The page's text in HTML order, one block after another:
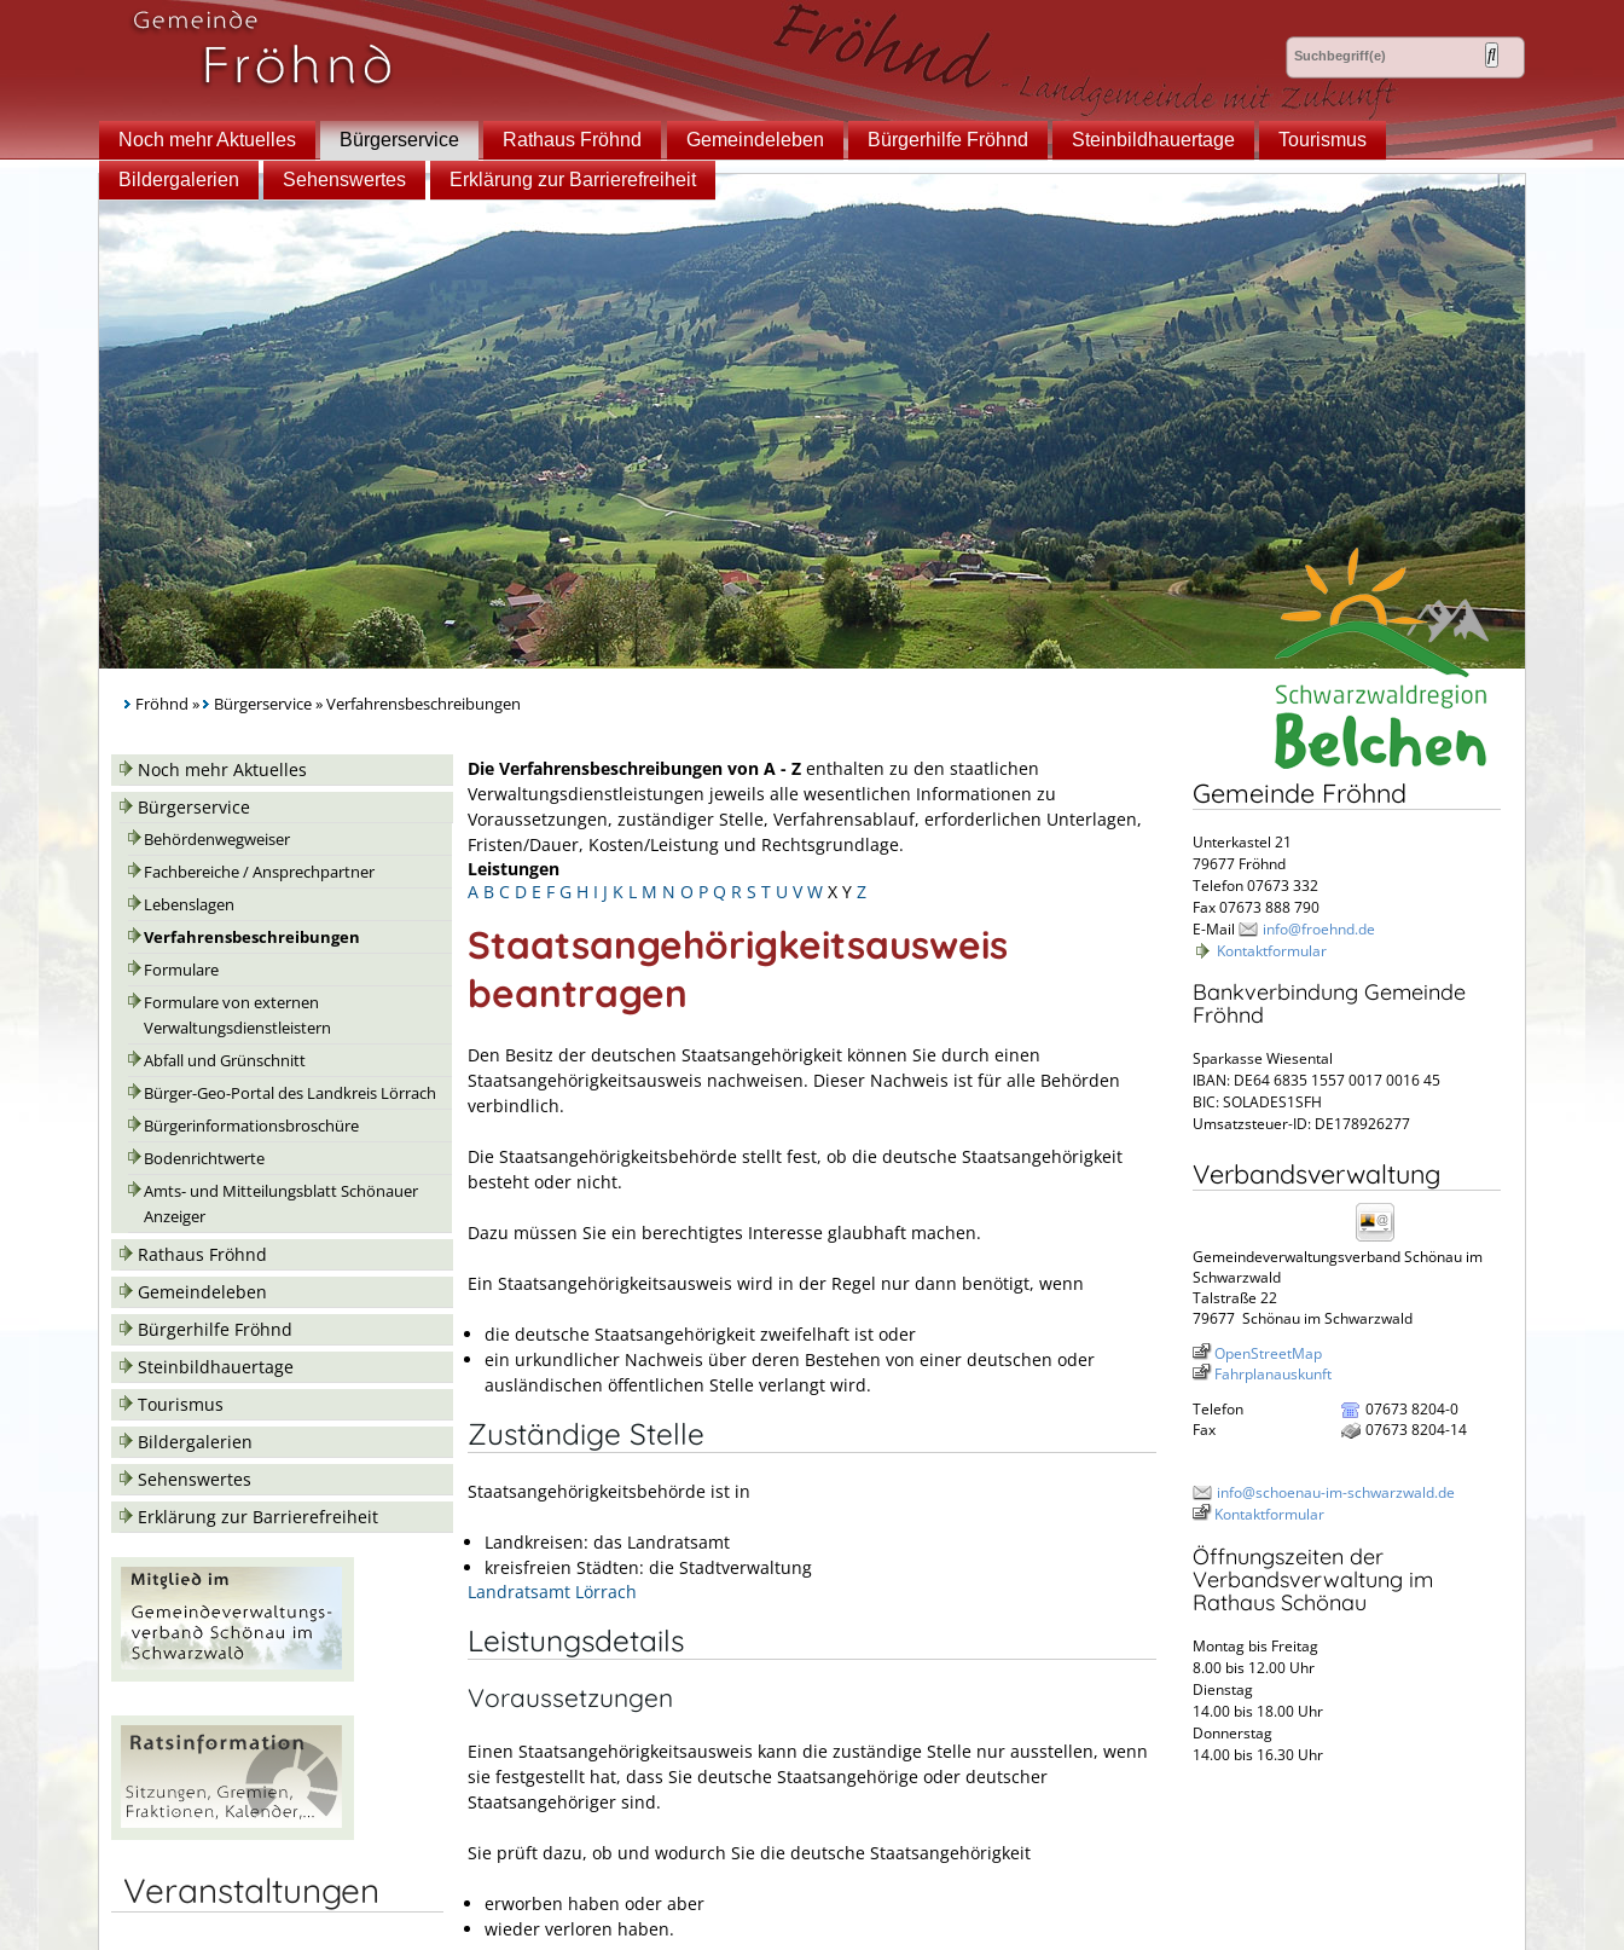
Noch mehr Aktuelles Bürgerservice Rathaus Fröhnd Gemeindeleben Bürgerhilfe Fröhnd Steinbildhauertage
Tourismus
Bildergalerien
Sehenswertes Erklärung zur Barrierefreiheit
Fröhnd » Bürgerservice»Verfahrensbeschreibungen
Noch mehr Aktuelles
Bürgerservice
Behördenwegweiser
Fachbereiche / Ansprechpartner
Lebenslagen
Verfahrensbeschreibungen
Formulare
Formulare von externen
Verwaltungsdienstleistern
Abfall und Grünschnitt
Bürger-Geo-Portal des Landkreis Lörrach
Bürgerinformationsbroschüre
Bodenrichtwerte
Amts- und Mitteilungsblatt Schönauer
Anzeiger
Rathaus Fröhnd
Gemeindeleben
Bürgerhilfe Fröhnd
Steinbildhauertage
Tourismus
Bildergalerien
Sehenswertes
Erklärung zur Barrierefreiheit
Veranstaltungen
Die Verfahrensbeschreibungen von A - Z enthalten zu den staatlichen
Verwaltungsdienstleistungen jeweils alle wesentlichen Informationen zu
Voraussetzungen, zuständiger Stelle, Verfahrensablauf, erforderlichen Unterlagen,
Fristen/Dauer, Kosten/Leistung und Rechtsgrundlage.
Leistungen
A B C D E F G H I J K L M N O P Q R S T U V W X Y Z
Staatsangehörigkeitsausweis
beantragen
Den Besitz der deutschen Staatsangehörigkeit können Sie durch einen
Staatsangehörigkeitsausweis nachweisen. Dieser Nachweis ist für alle Behörden
verbindlich.
Die Staatsangehörigkeitsbehörde stellt fest, ob die deutsche Staatsangehörigkeit
besteht oder nicht.
Dazu müssen Sie ein berechtigtes Interesse glaubhaft machen.
Ein Staatsangehörigkeitsausweis wird in der Regel nur dann benötigt, wenn
die deutsche Staatsangehörigkeit zweifelhaft ist oder
ein urkundlicher Nachweis über deren Bestehen von einer deutschen oder
ausländischen öffentlichen Stelle verlangt wird.
Zuständige Stelle
Staatsangehörigkeitsbehörde ist in
Landkreisen: das Landratsamt
kreisfreien Städten: die Stadtverwaltung
Landratsamt Lörrach
Leistungsdetails
Voraussetzungen
Einen Staatsangehörigkeitsausweis kann die zuständige Stelle nur ausstellen, wenn
sie festgestellt hat, dass Sie deutsche Staatsangehörige oder deutscher
Staatsangehöriger sind.
Sie prüft dazu, ob und wodurch Sie die deutsche Staatsangehörigkeit
erworben haben oder aber
wieder verloren haben.
Gemeinde Fröhnd
Unterkastel 21
79677 Fröhnd
Telefon 07673 332
Fax 07673 888 790
E-Mail
info@froehnd.de
Kontaktformular
Bankverbindung Gemeinde
Fröhnd
Sparkasse Wiesental
IBAN: DE64 6835 1557 0017 0016 45
BIC: SOLADES1SFH
Umsatzsteuer-ID: DE178926277
Verbandsverwaltung
Gemeindeverwaltungsverband Schönau im
Schwarzwald
Talstraße 22
79677 Schönau im Schwarzwald
OpenStreetMap
Fahrplanauskunft
Telefon
07673 8204-0
Fax
07673 8204-14
info@schoenau-im-schwarzwald.de
Kontaktformular
Öffnungszeiten der
Verbandsverwaltung im
Rathaus Schönau
Montag bis Freitag
8.00 bis 12.00 Uhr
Dienstag
14.00 bis 18.00 Uhr
Donnerstag
14.00 bis 16.30 Uhr